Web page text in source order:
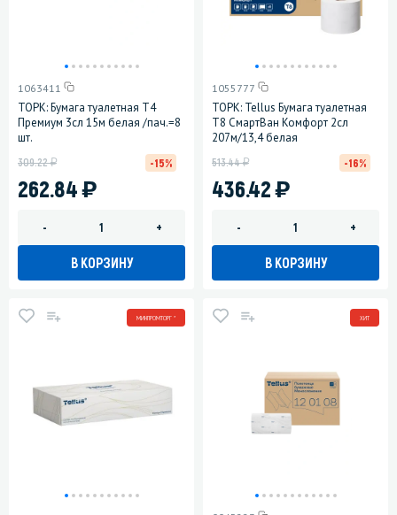
1063411
ТОРК: Бумага туалетная T4
Премиум 3сл 15м белая /пач.=8
шт.
262.84)
309.22у -15%
- +
В КОРЗИНУ
1055777
ТОРК: Tellus Бумага туалетная
Т8 СмартВан Комфорт 2сл
207м/13,4 белая
436.42)
513.44у -16%
- +
В КОРЗИНУ
МИНПРОМТОРГ * ХИТ